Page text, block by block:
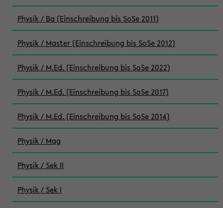
Physik / Ba (Einschreibung bis SoSe 2011)
Physik / Master (Einschreibung bis SoSe 2012)
Physik / M.Ed. (Einschreibung bis SoSe 2022)
Physik / M.Ed. (Einschreibung bis SoSe 2017)
Physik / M.Ed. (Einschreibung bis SoSe 2014)
Physik / Mag
Physik / Sek II
Physik / Sek I